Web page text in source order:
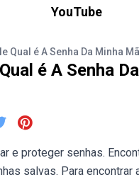
YouTube
Qual é A Senha Da Minha
é A Senha
e proteger senhas.
salvas. Para encontrar